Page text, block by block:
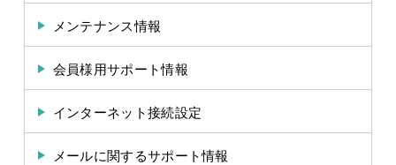
メンテナンス情報
会員様用サポート情報
インターネット接続設定
メールに関するサポート情報